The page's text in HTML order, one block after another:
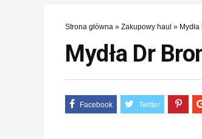
Strona główna » Zakupowy haul »
Mydła Dr